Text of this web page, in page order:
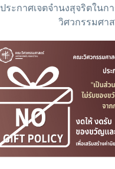
ประกาศเจตจำนงสุจริตใน
วิศวกรรมศา